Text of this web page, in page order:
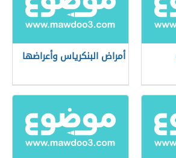
أمراض البنكرياس وأعراضها